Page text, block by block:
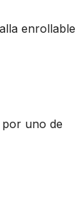
enrollable
por uno de